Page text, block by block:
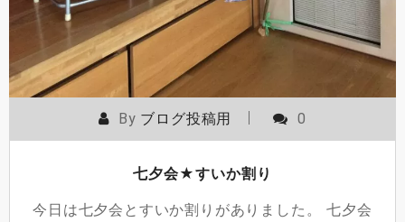
By ブログ投稿用 0
七夕会★すいか割り
今日は七夕会とすいか割りがありました。 七夕会